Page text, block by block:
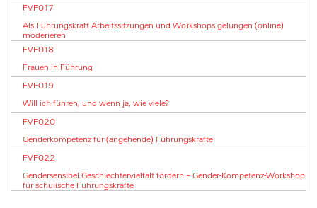
FVF017
Als Führungskraft Arbeitssitzungen und Workshops gelungen (online)
moderieren
FVF018
Frauen in Führung
FVF019
Will ich führen, und wenn ja, wie viele?
FVF020
Genderkompetenz für (angehende) Führungskräfte
FVF022
Gendersensibel Geschlechtervielfalt fördern – Gender-Kompetenz-Workshop
für schulische Führungskräfte